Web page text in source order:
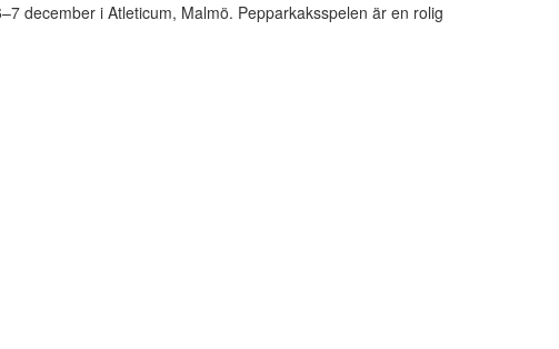
december i Atleticum, Malmö. Pepparkaksspelen är en rolig